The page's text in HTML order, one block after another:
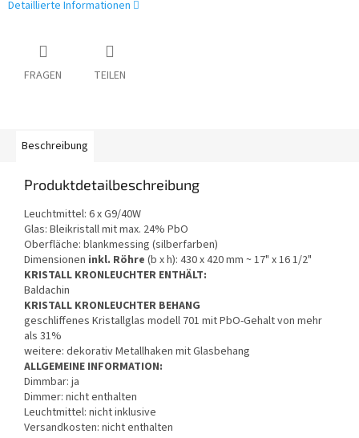
Detaillierte Informationen
FRAGEN TEILEN
Beschreibung
Produktdetailbeschreibung
Leuchtmittel: 6 x G9/40W
Glas: Bleikristall mit max. 24% PbO
Oberfläche: blankmessing (silberfarben)
Dimensionen inkl. Röhre (b x h): 430 x 420 mm ~ 17" x 16 1/2"
KRISTALL KRONLEUCHTER ENTHÄLT:
Baldachin
KRISTALL KRONLEUCHTER BEHANG
geschliffenes Kristallglas modell 701 mit PbO-Gehalt von mehr
als 31%
weitere: dekorativ Metallhaken mit Glasbehang
ALLGEMEINE INFORMATION:
Dimmbar: ja
Dimmer: nicht enthalten
Leuchtmittel: nicht inklusive
Versandkosten: nicht enthalten